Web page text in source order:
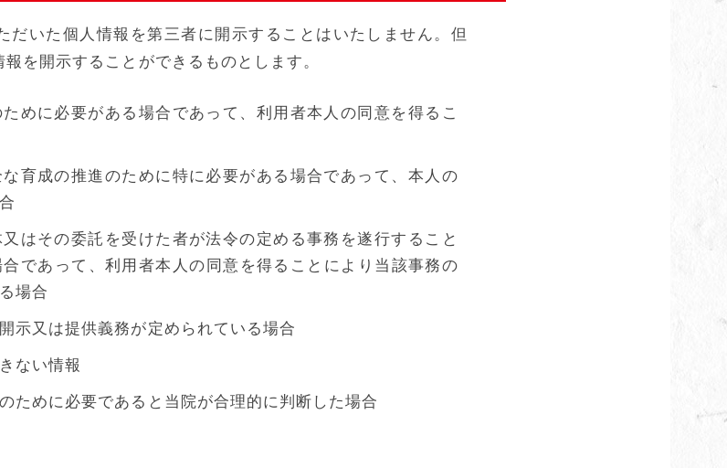
だいた個人情報を第三者に開示することはいたしません。但
を開示することができるものとします。
めに必要がある場合であって、利用者本人の同意を得るこ
育成の推進のために特に必要がある場合であって、本人の
はその委託を受けた者が法令の定める事務を遂行すること
であって、利用者本人の同意を得ることにより当該事務の
場合
示又は提供義務が定められている場合
ない情報
ために必要であると当院が合理的に判断した場合